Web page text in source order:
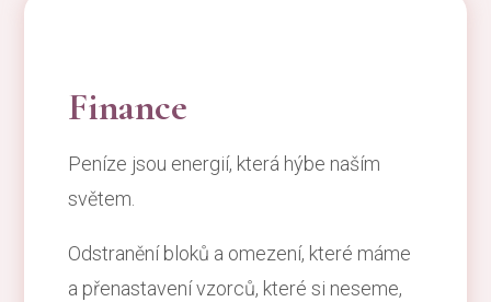
Finance
Peníze jsou energií, která hýbe naším
světem.
Odstranění bloků a omezení, které máme
a přenastavení vzorců, které si neseme,